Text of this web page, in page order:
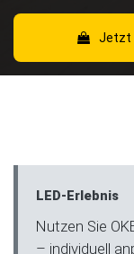
Jetzt
LED-Erlebnis
Nutzen Sie
– individuell